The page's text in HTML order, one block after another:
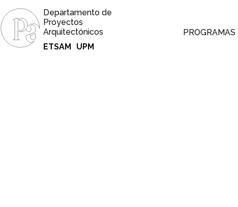
Departamento de
Proyectos
Arquitectónicos
ETSAM UPM
PROGRAMAS